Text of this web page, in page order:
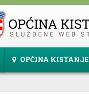
OPĆINA KISTANJE